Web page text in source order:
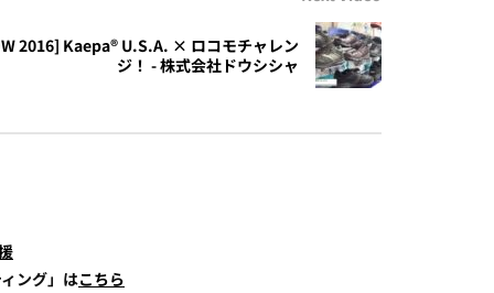
2016] Kaepa® U.S.A. × ロコモチャレン
ジ！ - 株式会社ドウシシャ
ング」はこちら